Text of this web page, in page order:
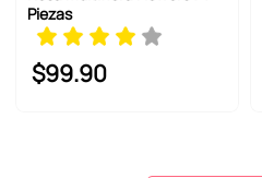
Piezas
$99.90